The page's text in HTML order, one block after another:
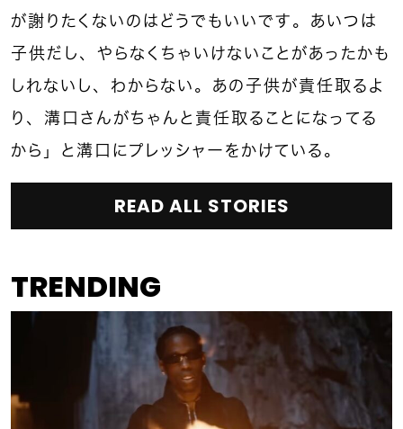
が謝りたくないのはどうでもいいです。あいつは
子供だし、やらなくちゃいけないことがあったかも
しれないし、わからない。あの子供が責任取るよ
り、溝口さんがちゃんと責任取ることになってる
から」と溝口にプレッシャーをかけている。
READ ALL STORIES
TRENDING